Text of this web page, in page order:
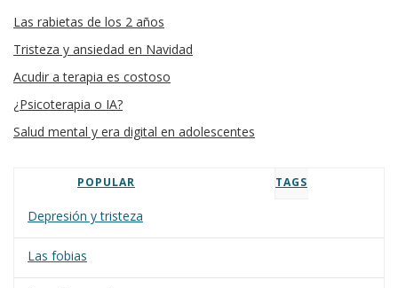
Las rabietas de los 2 años
Tristeza y ansiedad en Navidad
Acudir a terapia es costoso
¿Psicoterapia o IA?
Salud mental y era digital en adolescentes
POPULAR TAGS
Depresión y tristeza
Las fobias